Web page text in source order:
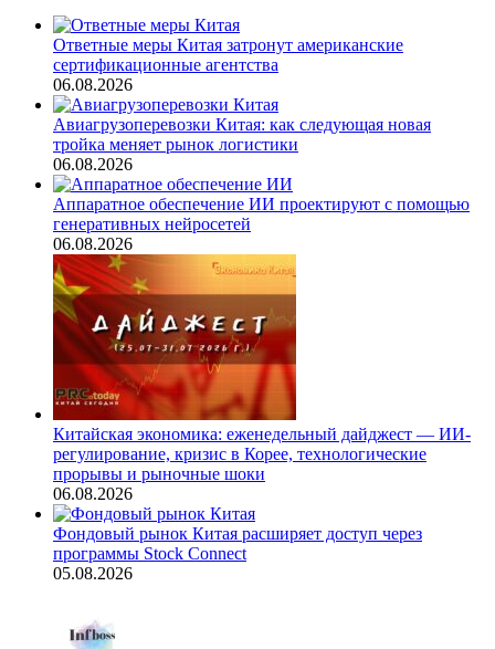
Ответные меры Китая затронут американские
сертификационные агентства
06.08.2026
Авиагрузоперевозки Китая: как следующая новая
тройка меняет рынок логистики
06.08.2026
Аппаратное обеспечение ИИ проектируют с помощью
генеративных нейросетей
06.08.2026
Китайская экономика: еженедельный дайджест — ИИ-
регулирование, кризис в Корее, технологические
прорывы и рыночные шоки
06.08.2026
Фондовый рынок Китая расширяет доступ через
программы Stock Connect
05.08.2026